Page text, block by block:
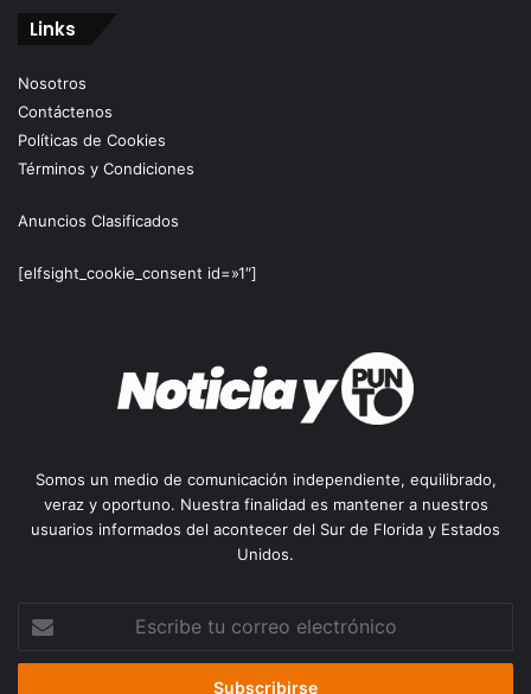
Links
Nosotros
Contáctenos
Políticas de Cookies
Términos y Condiciones
Anuncios Clasificados
[elfsight_cookie_consent id=»1″]
Somos un medio de comunicación independiente, equilibrado,
veraz y oportuno. Nuestra finalidad es mantener a nuestros
usuarios informados del acontecer del Sur de Florida y Estados
Unidos.
correo